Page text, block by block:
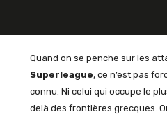
Quand on se penche sur les
Superleague, ce n’est pas
connu. Ni celui qui occupe le
delà des frontières grecques.